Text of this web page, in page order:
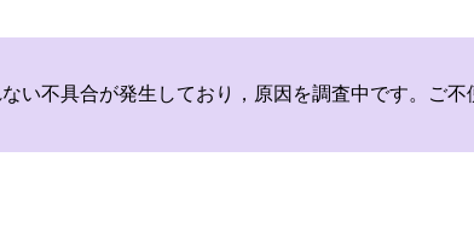
い不具合が発生しており，原因を調査中です。ご